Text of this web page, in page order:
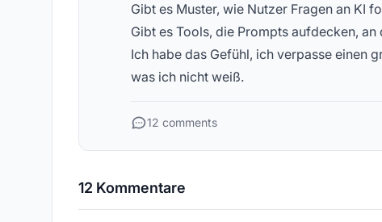
Gibt es Muster, wie Nutzer Fragen an KI
Gibt es Tools, die Prompts aufdecken,
Ich habe das Gefühl, ich verpasse einen
was ich nicht weiß.
12 comments
12 Kommentare